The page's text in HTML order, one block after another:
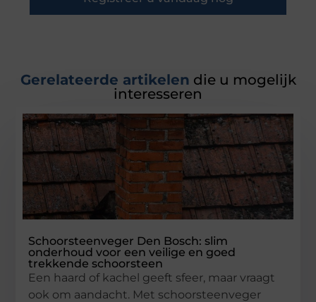
Gerelateerde artikelen die u mogelijk
interesseren
Schoorsteenveger Den Bosch: slim
onderhoud voor een veilige en goed
trekkende schoorsteen
Een haard of kachel geeft sfeer, maar vraagt
ook om aandacht. Met schoorsteenveger